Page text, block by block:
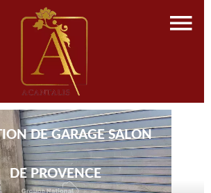
DE GARAGE SALON
DE PROVENCE